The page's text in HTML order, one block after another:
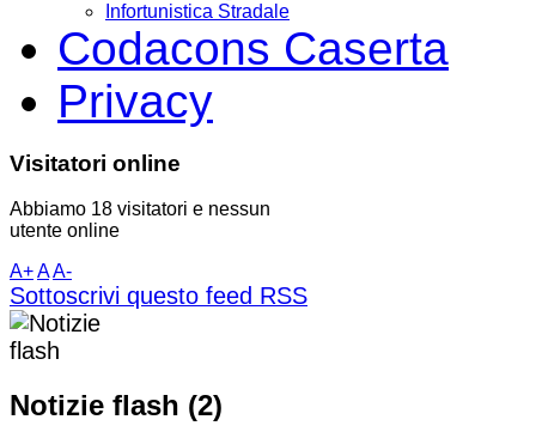
Infortunistica Stradale
Codacons Caserta
Privacy
Visitatori online
Abbiamo 18 visitatori e nessun
utente online
A+AA-
Sottoscrivi questo feed RSS
Notizie flash (2)